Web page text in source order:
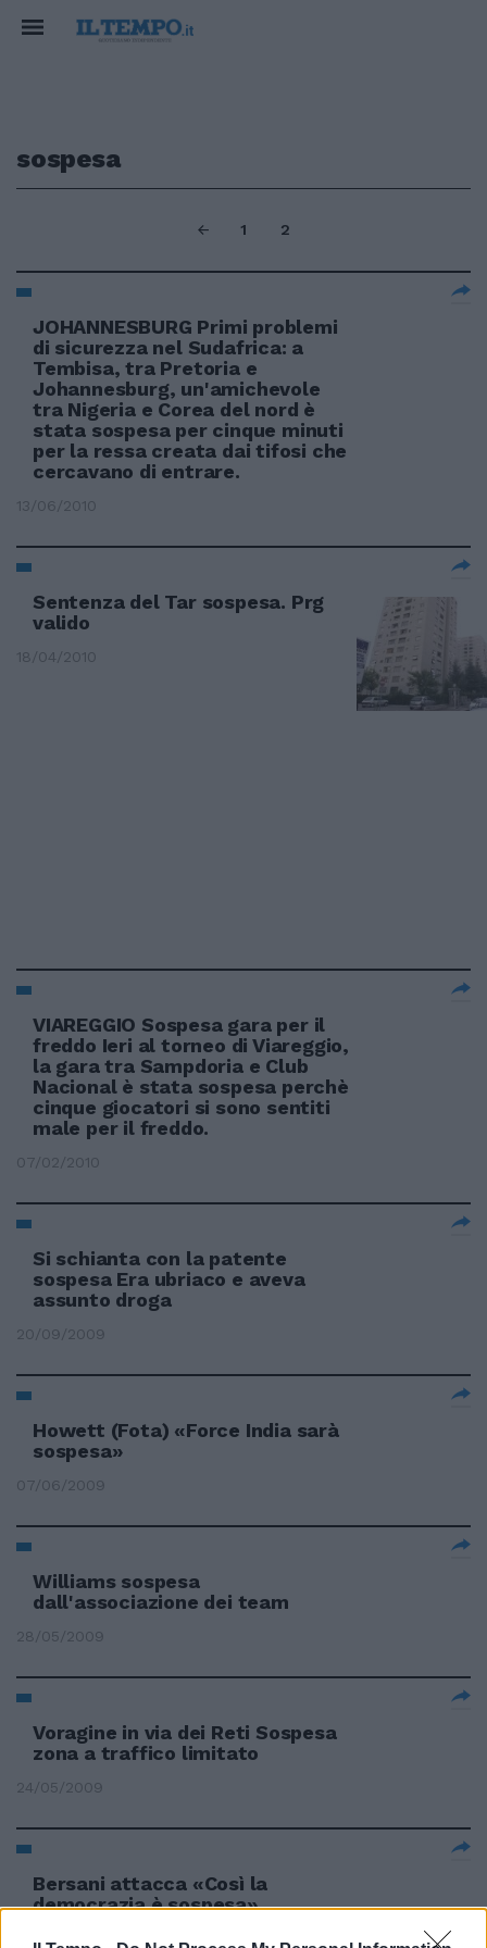
sospesa
1 2
JOHANNESBURG Primi problemi
di sicurezza nel Sudafrica: a
Tembisa, tra Pretoria e
Johannesburg, un'amichevole
tra Nigeria e Corea del nord è
stata sospesa per cinque minuti
per la ressa creata dai tifosi che
cercavano di entrare.
13/06/2010
Sentenza del Tar sospesa. Prg
valido
18/04/2010
VIAREGGIO Sospesa gara per il
freddo Ieri al torneo di Viareggio,
la gara tra Sampdoria e Club
Nacional è stata sospesa perchè
cinque giocatori si sono sentiti
male per il freddo.
07/02/2010
Si schianta con la patente
sospesa Era ubriaco e aveva
assunto droga
20/09/2009
Howett (Fota) «Force India sarà
sospesa»
07/06/2009
Williams sospesa
dall'associazione dei team
28/05/2009
Voragine in via dei Reti Sospesa
zona a traffico limitato
24/05/2009
Bersani attacca «Così la
democrazia è sospesa»